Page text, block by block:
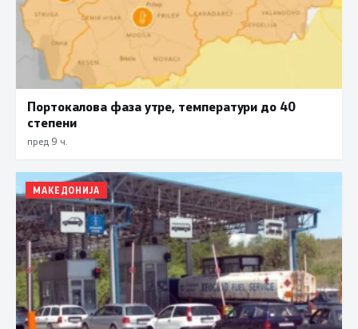
Портокалова фаза утре, температури до 40
степени
пред 9 ч.
МАКЕДОНИЈА